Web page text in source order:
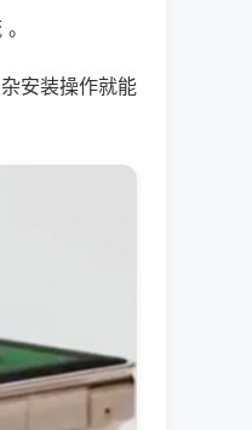
安装操作就能